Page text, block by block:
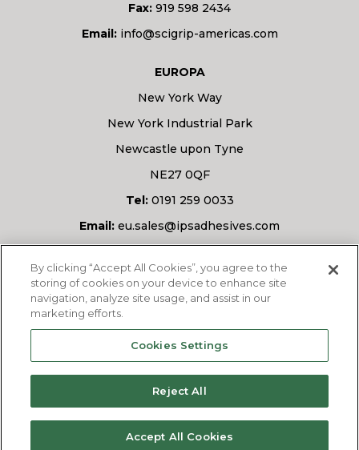
Fax: 919 598 2434
Email: info@scigrip-americas.com
EUROPA
New York Way
New York Industrial Park
Newcastle upon Tyne
NE27 0QF
Tel:0191 259 0033
Email: eu.sales@ipsadhesives.com
Avete una domanda?
By clicking “Accept All Cookies”, you agree to the
storing of cookies on your device to enhance site
navigation, analyze site usage, and assist in our
marketing efforts.
Cookies Settings
Reject All
Accept All Cookies